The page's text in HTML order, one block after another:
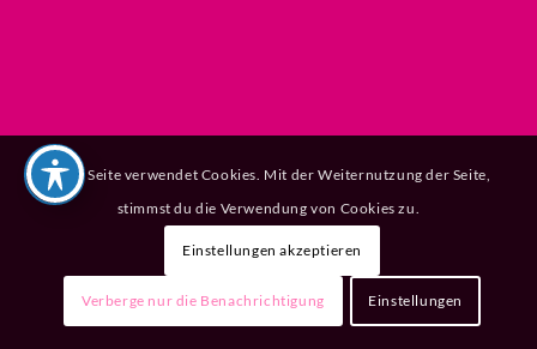
Diese Seite verwendet Cookies. Mit der Weiternutzung der Seite,
stimmst du die Verwendung von Cookies zu.
Einstellungen akzeptieren
Verberge nur die Benachrichtigung Einstellungen